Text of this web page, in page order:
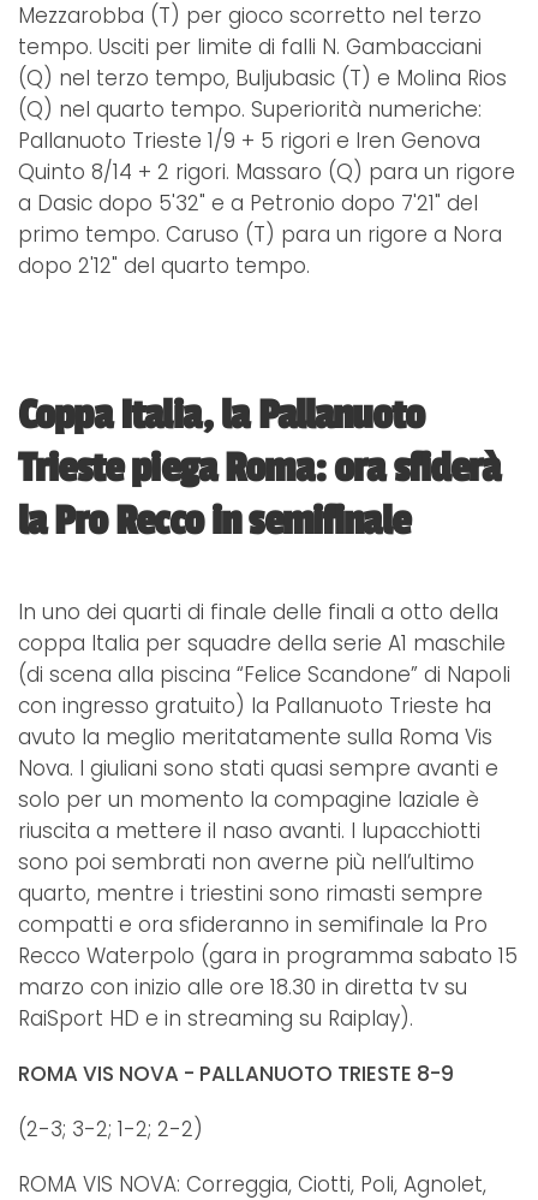
Mezzarobba (T) per gioco scorretto nel terzo
tempo. Usciti per limite di falli N. Gambacciani
(Q) nel terzo tempo, Buljubasic (T) e Molina Rios
(Q) nel quarto tempo. Superiorità numeriche:
Pallanuoto Trieste 1/9 + 5 rigori e Iren Genova
Quinto 8/14 + 2 rigori. Massaro (Q) para un rigore
a Dasic dopo 5'32" e a Petronio dopo 7'21" del
primo tempo. Caruso (T) para un rigore a Nora
dopo 2'12" del quarto tempo.
Coppa Italia, la Pallanuoto
Trieste piega Roma: ora sfiderà
la Pro Recco in semifinale
In uno dei quarti di finale delle finali a otto della
coppa Italia per squadre della serie A1 maschile
(di scena alla piscina “Felice Scandone” di Napoli
con ingresso gratuito) la Pallanuoto Trieste ha
avuto la meglio meritatamente sulla Roma Vis
Nova. I giuliani sono stati quasi sempre avanti e
solo per un momento la compagine laziale è
riuscita a mettere il naso avanti. I lupacchiotti
sono poi sembrati non averne più nell’ultimo
quarto, mentre i triestini sono rimasti sempre
compatti e ora sfideranno in semifinale la Pro
Recco Waterpolo (gara in programma sabato 15
marzo con inizio alle ore 18.30 in diretta tv su
RaiSport HD e in streaming su Raiplay).
ROMA VIS NOVA - PALLANUOTO TRIESTE 8-9
(2-3; 3-2; 1-2; 2-2)
ROMA VIS NOVA: Correggia, Ciotti, Poli, Agnolet,